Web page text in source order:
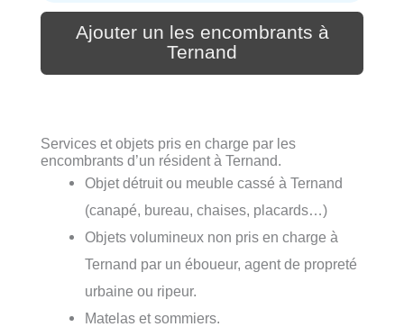
Ajouter un les encombrants à
Ternand
Services et objets pris en charge par les
encombrants d’un résident à Ternand.
Objet détruit ou meuble cassé à Ternand
(canapé, bureau, chaises, placards…)
Objets volumineux non pris en charge à
Ternand par un éboueur, agent de propreté
urbaine ou ripeur.
Matelas et sommiers.